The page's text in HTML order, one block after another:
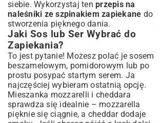
siebie. Wykorzystaj ten przepis na
naleśniki ze szpinakiem zapiekane do
stworzenia pięknego dania.
Jaki Sos lub Ser Wybrać do
Zapiekania?
To jest pytanie! Możesz polać je sosem
beszamelowym, pomidorowym lub po
prostu posypać startym serem. Ja
najczęściej wybieram ostatnią opcję.
Mieszanka mozzarelli i cheddara
sprawdza się idealnie – mozzarella
pięknie się ciągnie, a cheddar dodaje